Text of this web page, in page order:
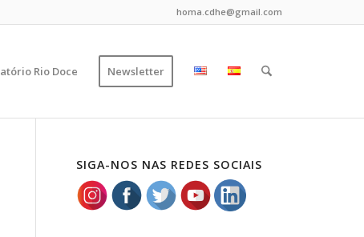
homa.cdhe@gmail.com
Rio Doce Newsletter
SIGA-NOS NAS REDES SOCIAIS